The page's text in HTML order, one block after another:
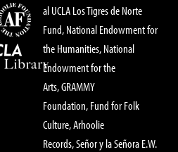
al UCLA Los Tigres de Norte
Fund, National Endowment for
the Humanities, National
Endowment for the
Arts, GRAMMY
Foundation, Fund for Folk
Culture, Arhoolie
Records, Señor y la Señora E.W.